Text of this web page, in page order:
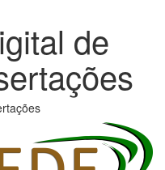
de